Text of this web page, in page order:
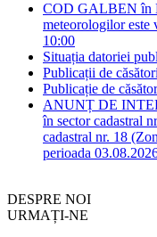
COD GALBEN în
meteorologilor este
10:00
Situația datoriei
Publicații de
Publicație de
ANUNȚ DE
în sector cadastral
cadastral nr. 18
perioada
DESPRE NOI
URMAȚI-NE